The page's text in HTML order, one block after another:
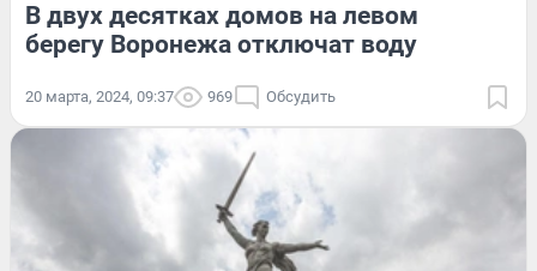
В двух десятках домов на левом
берегу Воронежа отключат воду
20 марта, 2024, 09:37 969 Обсудить